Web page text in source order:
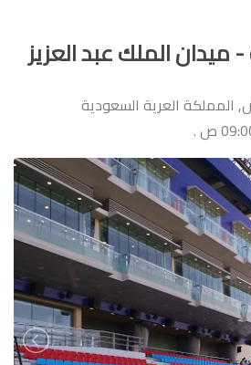
ميدان الملك عبد العزيز
المملكة العرية السعودية